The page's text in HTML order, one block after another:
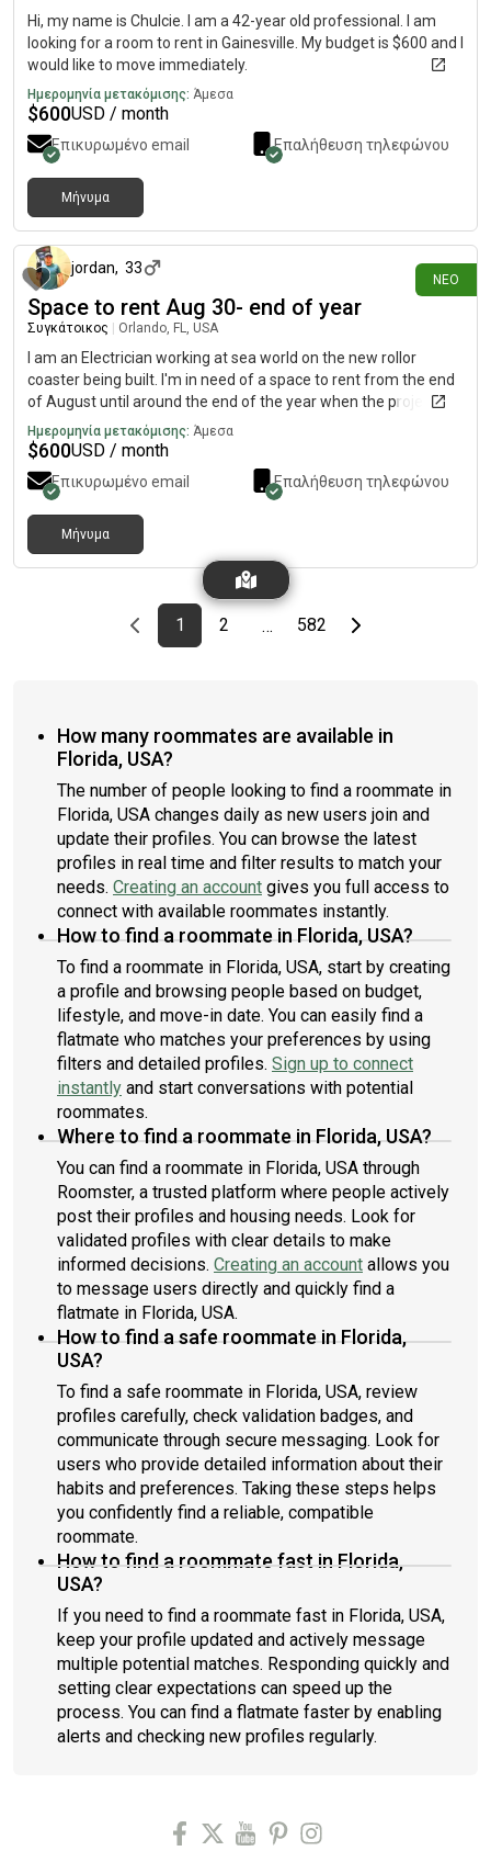
Hi, my name is Chulcie. I am a 42-year old professional. I am
looking for a room to rent in Gainesville. My budget is $600 and I
would like to move immediately.
Ημερομηνία μετακόμισης: Άμεσα
$600USD / month
Επικυρωμένο email Επαλήθευση τηλεφώνου
Μήνυμα
ΝΈΟ
jordan, 33
Space to rent Aug 30- end of year
Συγκάτοικος Orlando, FL, USA
I am an Electrician working at sea world on the new rollor
coaster being built. I'm in need of a space to rent from the end
of August until around the end of the year when the project will
be finished. 689... 348 text/call.0.9.0.5.. i do not have a on here.
Or send a message to jordan 1 [REDACTED]
Ημερομηνία μετακόμισης: Άμεσα
$600USD / month
Επικυρωμένο email Επαλήθευση τηλεφώνου
Μήνυμα
Previous page
page
1First page
page
2 … page
582Last pageNext page
How many roommates are available in
Florida, USA?
The number of people looking to find a roommate in
Florida, USA changes daily as new users join and
update their profiles. You can browse the latest
profiles in real time and filter results to match your
needs. Creating an account gives you full access to
connect with available roommates instantly.
How to find a roommate in Florida, USA?
To find a roommate in Florida, USA, start by creating
a profile and browsing people based on budget,
lifestyle, and move-in date. You can easily find a
flatmate who matches your preferences by using
filters and detailed profiles. Sign up to connect
instantly and start conversations with potential
roommates.
Where to find a roommate in Florida, USA?
You can find a roommate in Florida, USA through
Roomster, a trusted platform where people actively
post their profiles and housing needs. Look for
validated profiles with clear details to make
informed decisions. Creating an account allows you
to message users directly and quickly find a
flatmate in Florida, USA.
How to find a safe roommate in Florida,
USA?
To find a safe roommate in Florida, USA, review
profiles carefully, check validation badges, and
communicate through secure messaging. Look for
users who provide detailed information about their
habits and preferences. Taking these steps helps
you confidently find a reliable, compatible
roommate.
How to find a roommate fast in Florida,
USA?
If you need to find a roommate fast in Florida, USA,
keep your profile updated and actively message
multiple potential matches. Responding quickly and
setting clear expectations can speed up the
process. You can find a flatmate faster by enabling
alerts and checking new profiles regularly.